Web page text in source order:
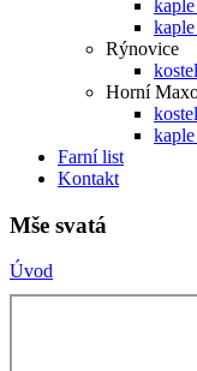
Rýnovice
Horní
Farní list
Kontakt
Mše svatá
Úvod